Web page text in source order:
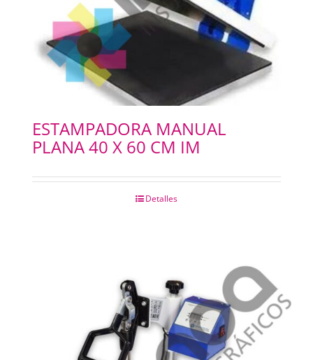
ESTAMPADORA MANUAL
PLANA 40 X 60 CM IM
Detalles